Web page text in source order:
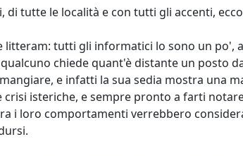
di tutte le località e con tutti gli accenti,
tutti gli informatici lo sono un po',
chiede quant'è distante un posto
e infatti la sua sedia mostra una
crisi isteriche, e sempre pronto a farti
i loro comportamenti verrebbero